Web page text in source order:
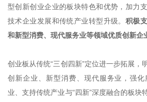
型创新创业企业的板块特色和优势，加力
技术企业发展和传统产业转型升级。 积极
和新型消费、现代服务业等领域优质创新企
创业板从传统“三创四新”定位进一步拓展，
创新企业、新型消费、现代服务业，强
业、支持传统产业与“四新”深度融合的板块